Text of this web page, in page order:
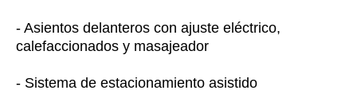
- Asientos delanteros con ajuste eléctrico,
calefaccionados y masajeador
- Sistema de estacionamiento asistido